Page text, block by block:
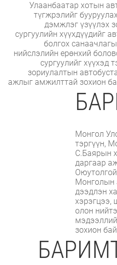
Улаанбаатар хотын
түгжрэлийг
дэмжлэг үзүүлэх
сургуулийн хүүхдүүдийг
болгох
нийслэлийн ерөнхий
сургуулийг хүүхэд
зориулалтын
ажлыг амжилттай зохион
Монгол
тэргүүн,
С.Баярын
даргаар
Монголын
дээдлэн
хэрэгцээ,
олон
зохион